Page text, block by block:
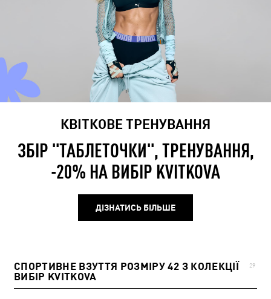
КВІТКОВЕ ТРЕНУВАННЯ
ЗБІР "ТАБЛЕТОЧКИ", ТРЕНУВАННЯ,
-20% НА ВИБІР KVITKOVA
ДІЗНАТИСЬ БІЛЬШЕ
СПОРТИВНЕ ВЗУТТЯ РОЗМІРУ 42 З КОЛЕКЦІЇ
ВИБІР KVITKOVA
29